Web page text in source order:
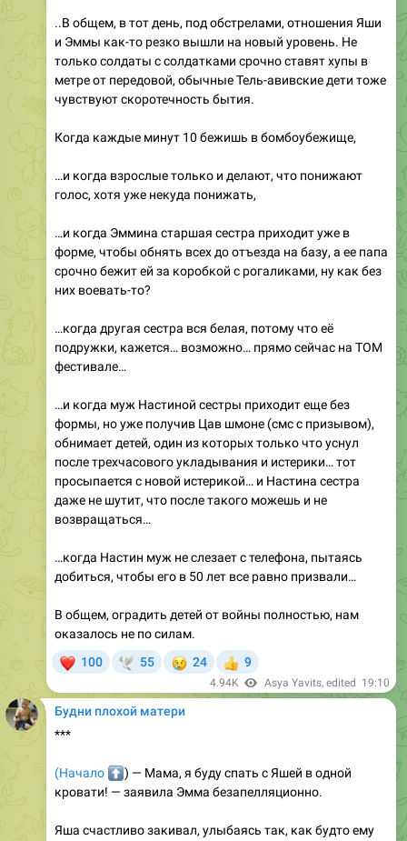
..В общем, в тот день, под обстрелами, отношения Яши
и Эммы как-то резко вышли на новый уровень. Не
только солдаты с солдатками срочно ставят хупы в
метре от передовой, обычные Тель-авивские дети тоже
чувствуют скоротечность бытия.
Когда каждые минут 10 бежишь в бомбоубежище,
…и когда взрослые только и делают, что понижают
голос, хотя уже некуда понижать,
…и когда Эммина старшая сестра приходит уже в
форме, чтобы обнять всех до отъезда на базу, а ее папа
срочно бежит ей за коробкой с рогаликами, ну как без
них воевать-то?
…когда другая сестра вся белая, потому что её
подружки, кажется… возможно… прямо сейчас на ТОМ
фестивале…
…и когда муж Настиной сестры приходит еще без
формы, но уже получив Цав шмоне (смс с призывом),
обнимает детей, один из которых только что уснул
после трехчасового укладывания и истерики… тот
просыпается с новой истерикой… и Настина сестра
даже не шутит, что после такого можешь и не
возвращаться…
…когда Настин муж не слезает с телефона, пытаясь
добиться, чтобы его в 50 лет все равно призвали…
В общем, оградить детей от войны полностью, нам
оказалось не по силам.
100 55
😢
24
👍
9
4.94K Asya Yavits, edited 19:10
Будни плохой матери
***
(Начало
) — Мама, я буду спать с Яшей в одной
кровати! — заявила Эмма безапелляционно.
Яша счастливо закивал, улыбаясь так, как будто ему